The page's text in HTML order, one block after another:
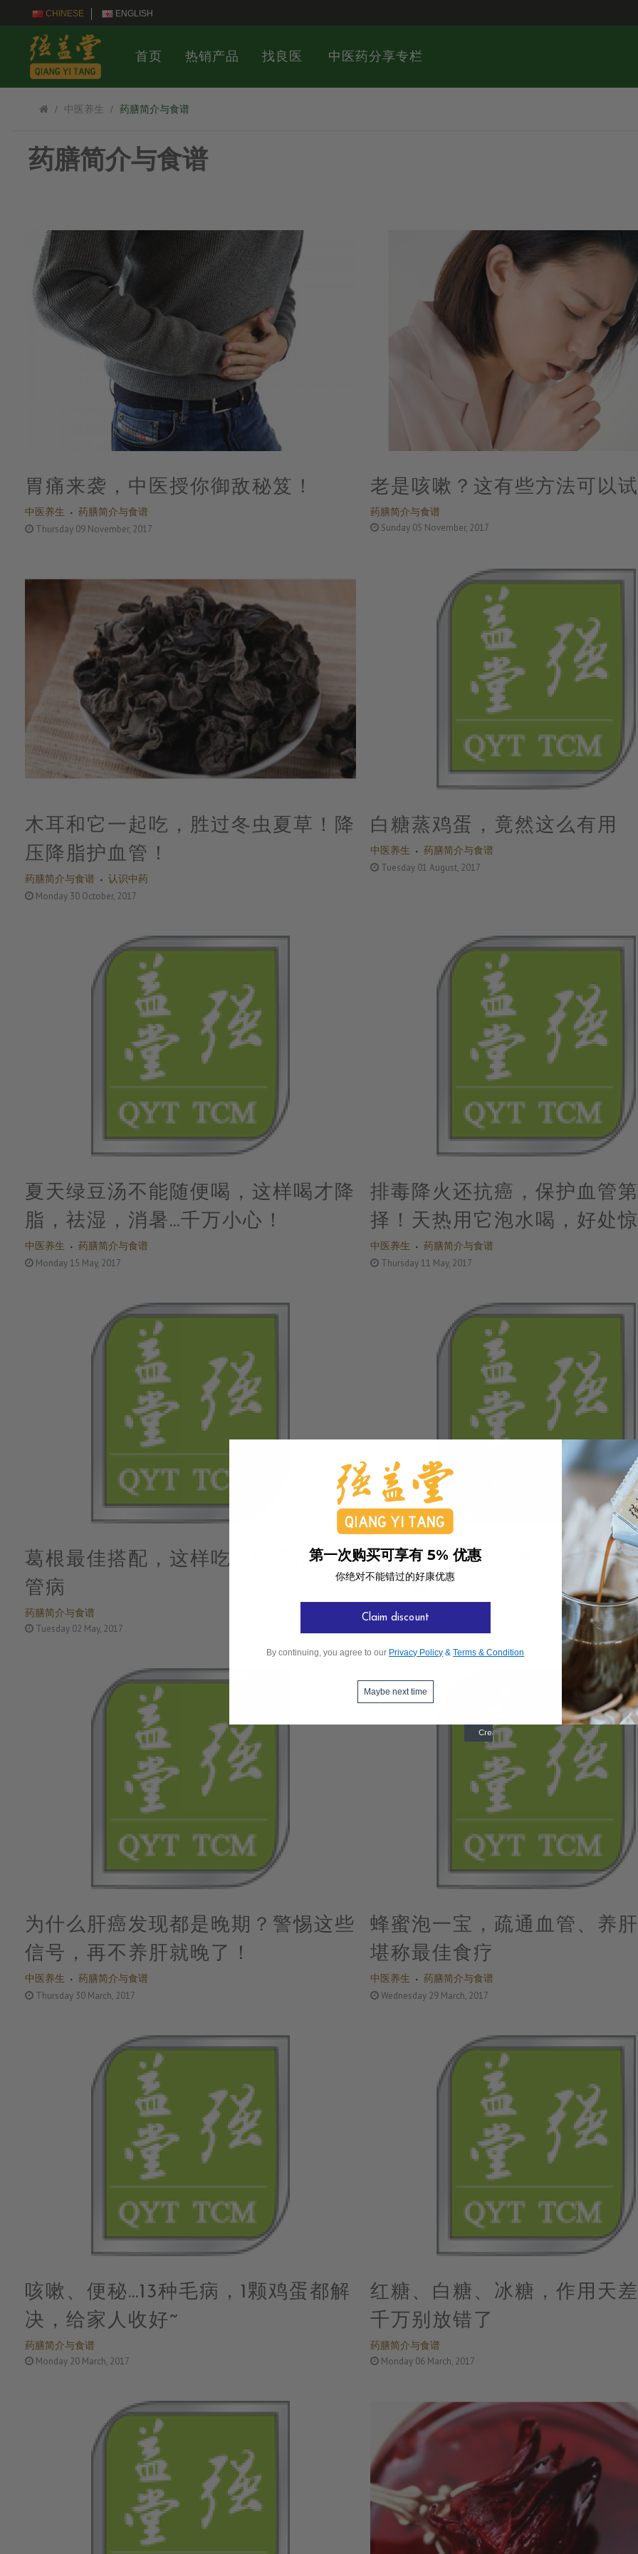
CHINESE ENGLISH
首页 热销产品 找良医 中医药分享专栏
中医养生 药膳简介与食谱
药膳简介与食谱
中医养生 药膳简介与食谱
胃痛来袭，中医授你御敌秘笈！
Thursday 09 November, 2017
药膳简介与食谱
老是咳嗽？这有些方法可以
Sunday 05 November, 2017
药膳简介与食谱 认识中药
木耳和它一起吃，胜过冬虫夏草！降
压降脂护血管！
Monday 30 October, 2017
中医养生 药膳简介与食谱
白糖蒸鸡蛋，竟然这么有用
Tuesday 01 August, 2017
中医养生 药膳简介与食谱
夏天绿豆汤不能随便喝，这样喝才降
脂，祛湿，消暑…千万小心！
Monday 15 May, 2017
中医养生 药膳简介与食谱
排毒降火还抗癌，保护血管
择！天热用它泡水喝，好处
Thursday 11 May, 2017
药膳简介与食谱
葛根最佳搭配，这样吃再也不怕心血
管病
Tuesday 02 May, 2017
药膳简介与食谱
喝这一碗水，排便一爽到底
中医养生 药膳简介与食谱
为什么肝癌发现都是晚期？警惕这些
信号，再不养肝就晚了！
Thursday 30 March, 2017
中医养生 药膳简介与食谱
蜂蜜泡一宝，疏通血管、养
堪称最佳食疗
Wednesday 29 March, 2017
药膳简介与食谱
咳嗽、便秘…13种毛病，1颗鸡蛋都解
决，给家人收好~
Monday 20 March, 2017
药膳简介与食谱
红糖、白糖、冰糖，作用天
千万别放错了
Monday 06 March, 2017
第一次购买可享有 5% 优惠
你绝对不能错过的好康优惠
Claim discount
By continuing, you agree to our Privacy Policy &Terms & Condition
Maybe next time